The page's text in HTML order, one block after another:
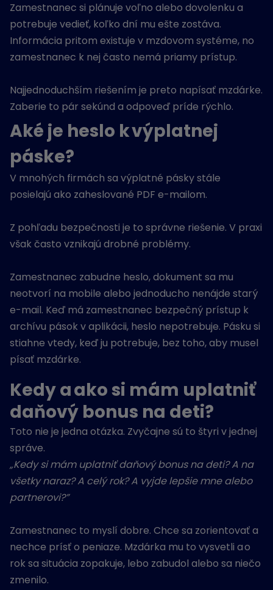
Zamestnanec si plánuje voľno alebo dovolenku a
potrebuje vedieť, koľko dní mu ešte zostáva.
Informácia pritom existuje v mzdovom systéme, no
zamestnanec k nej často nemá priamy prístup.
Najjednoduchším riešením je preto napísať mzdárke.
Zaberie to pár sekúnd a odpoveď príde rýchlo.
Aké je heslo k výplatnej
páske?
V mnohých firmách sa výplatné pásky stále
posielajú ako zaheslované PDF e-mailom.
Z pohľadu bezpečnosti je to správne riešenie. V praxi
však často vznikajú drobné problémy.
Zamestnanec zabudne heslo, dokument sa mu
neotvorí na mobile alebo jednoducho nenájde starý
e-mail. Keď má zamestnanec bezpečný prístup k
archívu pások v aplikácii, heslo nepotrebuje. Pásku si
stiahne vtedy, keď ju potrebuje, bez toho, aby musel
písať mzdárke.
Kedy a ako si mám uplatniť
daňový bonus na deti?
Toto nie je jedna otázka. Zvyčajne sú to štyri v jednej
správe.
„Kedy si mám uplatniť daňový bonus na deti? A na
všetky naraz? A celý rok? A vyjde lepšie mne alebo
partnerovi?”
Zamestnanec to myslí dobre. Chce sa zorientovať a
nechce prísť o peniaze. Mzdárka mu to vysvetli a o
rok sa situácia zopakuje, lebo zabudol alebo sa niečo
zmenilo.